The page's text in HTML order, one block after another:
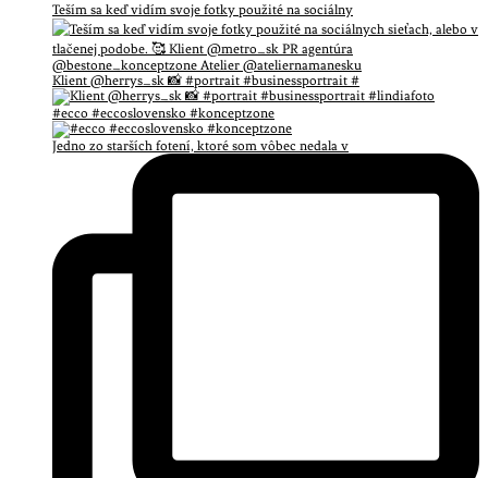
Teším sa keď vidím svoje fotky použité na sociálny
Klient @herrys_sk 📸 #portrait #businessportrait #
#ecco #eccoslovensko #konceptzone
Jedno zo starších fotení, ktoré som vôbec nedala v